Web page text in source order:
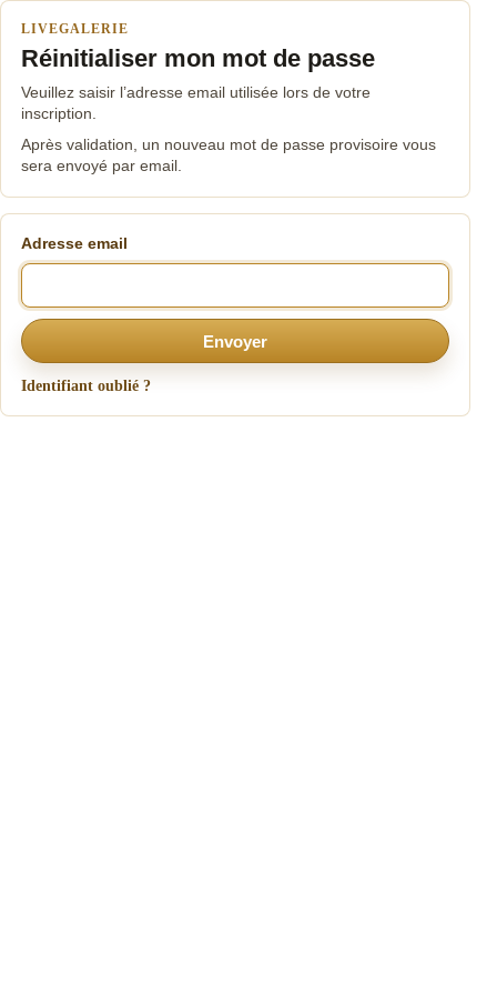
LIVEGALERIE
Réinitialiser mon mot de passe
Veuillez saisir l’adresse email utilisée lors de votre
inscription.
Après validation, un nouveau mot de passe provisoire vous
sera envoyé par email.
Adresse email
Envoyer
Identifiant oublié ?